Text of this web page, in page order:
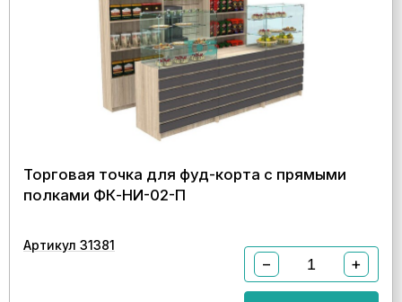
Торговая точка для фуд-корта с прямыми
полками ФК-НИ-02-П
Артикул 31381
− +